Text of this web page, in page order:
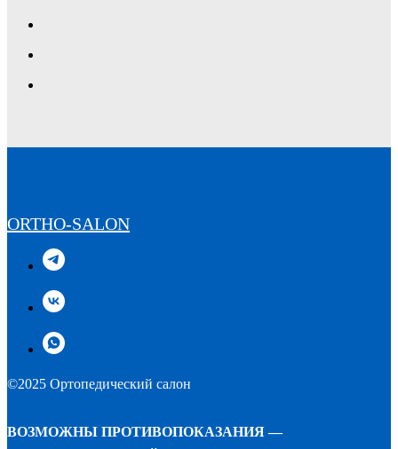
ORTHO-SALON
©2025 Ортопедический салон
ВОЗМОЖНЫ ПРОТИВОПОКАЗАНИЯ —